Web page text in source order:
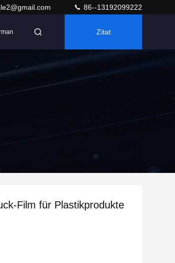
86--13192099222
Zitat
Film für Plastikprodukte